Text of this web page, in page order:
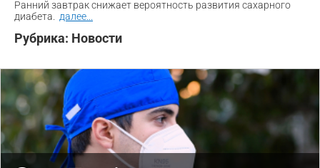
Ранний завтрак снижает вероятность развития сахарного
диабета.
далее
Рубрика: Новости